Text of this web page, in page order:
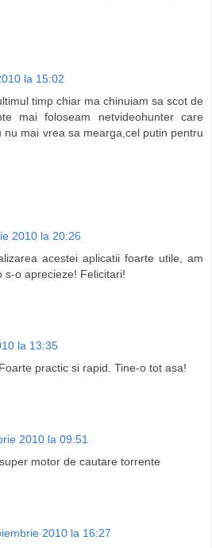
la 15:02
timp chiar ma chinuiam sa scot de
mai foloseam netvideohunter care
nu mai vrea sa mearga,cel putin pentru
2010 la 20:26
acestei aplicatii foarte utile, am
s-o aprecieze! Felicitari!
la 13:35
practic si rapid. Tine-o tot asa!
2010 la 09:51
motor de cautare torrente
2010 la 16:27